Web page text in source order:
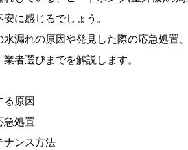
に感じるでしょう。
水漏れの原因や発見した際の応急処置
者選びまでを解説します。
る原因
急処置
ナンス方法